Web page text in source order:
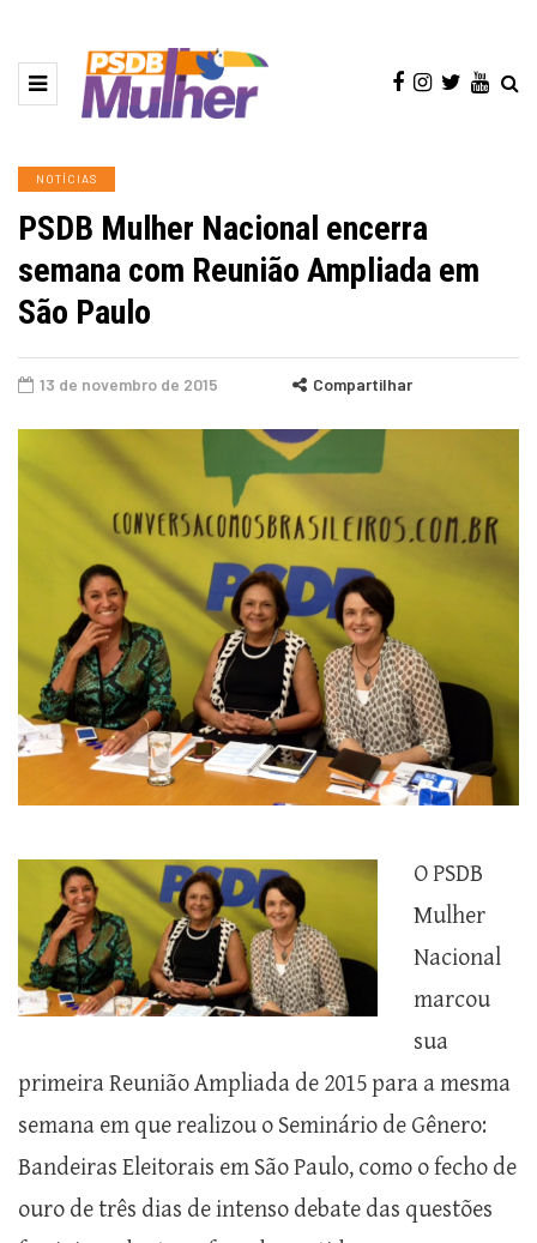
NOTÍCIAS
PSDB Mulher Nacional encerra
semana com Reunião Ampliada em
São Paulo
13 de novembro de 2015 Compartilhar
O PSDB
Mulher
Nacional
marcou
sua
primeira Reunião Ampliada de 2015 para a mesma
semana em que realizou o Seminário de Gênero:
Bandeiras Eleitorais em São Paulo, como o fecho de
ouro de três dias de intenso debate das questões